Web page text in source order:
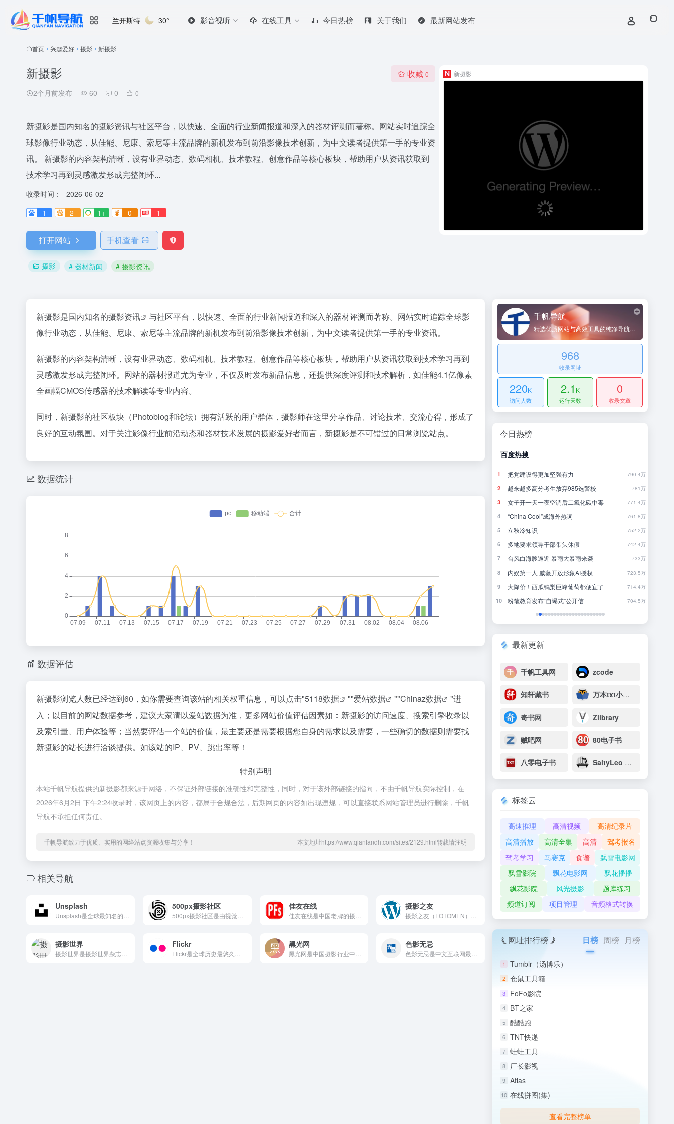
兰开斯特 30° 影音视听 在线工具 今日热榜 关于我们 最新网站发布
首页 • 兴趣爱好 • 摄影 • 新摄影
新摄影
2个月前发布 60 0 0
收藏 0
新摄影是国内知名的摄影资讯与社区平台，以快速、全面的行业新闻报道和深入的器材评测而著称。网站实时追踪全
球影像行业动态，从佳能、尼康、索尼等主流品牌的新机发布到前沿影像技术创新，为中文读者提供第一手的专业资
讯。 新摄影的内容架构清晰，设有业界动态、数码相机、技术教程、创意作品等核心板块，帮助用户从资讯获取到
技术学习再到灵感激发形成完整闭环...
收录时间：
2026-06-02
1
2- 1+ 0 1
打开网站 手机查看
摄影 # 器材新闻 # 摄影资讯
新摄影
新摄影是国内知名的摄影资讯
与社区平台，以快速、全面的行业新闻报道和深入的器材评测而著称。网站实时追踪全球影
像行业动态，从佳能、尼康、索尼等主流品牌的新机发布到前沿影像技术创新，为中文读者提供第一手的专业资讯。
新摄影的内容架构清晰，设有业界动态、数码相机、技术教程、创意作品等核心板块，帮助用户从资讯获取到技术学习再到
灵感激发形成完整闭环。网站的器材报道尤为专业，不仅及时发布新品信息，还提供深度评测和技术解析，如佳能4.1亿像素
全画幅CMOS传感器的技术解读等专业内容。
同时，新摄影的社区板块（Photoblog和论坛）拥有活跃的用户群体，摄影师在这里分享作品、讨论技术、交流心得，形成了
良好的互动氛围。对于关注影像行业前沿动态和器材技术发展的摄影爱好者而言，新摄影是不可错过的日常浏览站点。
数据统计
数据评估
新摄影浏览人数已经达到60，如你需要查询该站的相关权重信息，可以点击"5118数据 ""爱站数据 ""Chinaz数据
"进
入；以目前的网站数据参考，建议大家请以爱站数据为准，更多网站价值评估因素如：新摄影的访问速度、搜索引擎收录以
及索引量、用户体验等；当然要评估一个站的价值，最主要还是需要根据您自身的需求以及需要，一些确切的数据则需要找
新摄影的站长进行洽谈提供。如该站的IP、PV、跳出率等！
特别声明
本站千帆导航提供的新摄影都来源于网络，不保证外部链接的准确性和完整性，同时，对于该外部链接的指向，不由千帆导航实际控制，在
2026年6月2日 下午2:24收录时，该网页上的内容，都属于合规合法，后期网页的内容如出现违规，可以直接联系网站管理员进行删除，千帆
导航不承担任何责任。
千帆导航致力于优质、实用的网络站点资源收集与分享！ 本文地址https://www.qianfandh.com/sites/2129.html转载请注明
相关导航
Unsplash 500px摄影社区 佳友在线 摄影之友
摄影世界 Flickr 黑光网 色影无忌
千帆导航
精选优质网站与高效工具的纯净导航平台
968
收录网址
220K
访问人数
2.1 K
运行天数
0
收录文章
今日热榜
7 乳企半年报预告冰火两重天：上游回暖，下游分化
谷歌最重要的人，离职去做的“Loop”有多重要？
10 23岁OpenAI天才少女，也走了
百度热搜
1 把党建设得更加坚强有力 790.4万
2 越来越多高分考生放弃985选警校 781万
3 女子开一天一夜空调后二氧化碳中毒 771.4万
4 “China Cool”成海外热词 761.8万
5 立秋冷知识 752.2万
6 多地要求领导干部带头休假 742.4万
7 台风白海豚逼近 暴雨大暴雨来袭 733万
8 内娱第一人 戚薇开放形象AI授权 723.5万
9 大降价！西瓜鸭梨巨峰葡萄都便宜了 714.4万
10 粉笔教育发布“自曝式”公开信 704.5万
最新更新
千帆工具网 zcode
知轩藏书 万本txt小说下载网
奇书网 Zlibrary
贼吧网 80电子书
八零电子书 SaltyLeo 的书架
标签云
高速推理 高清视频
高清纪录片
高清播放
高清全集 高清
驾考报名
驾考学习
马赛克 食谱
飘雪电影网
飘雪影院
飘花电影网
飘花播播
飘花影院
风光摄影
题库练习
频道订阅
项目管理 音频格式转换
网址排行榜 日榜 周榜 月榜
1 Tumblr（汤博乐）
2 仓鼠工具箱
3 FoFo影院
4 BT之家
5 酷酷跑
6 TNT快递
7 蛙蛙工具
8 厂长影视
9 Atlas
10 在线拼图(集)
查看完整榜单